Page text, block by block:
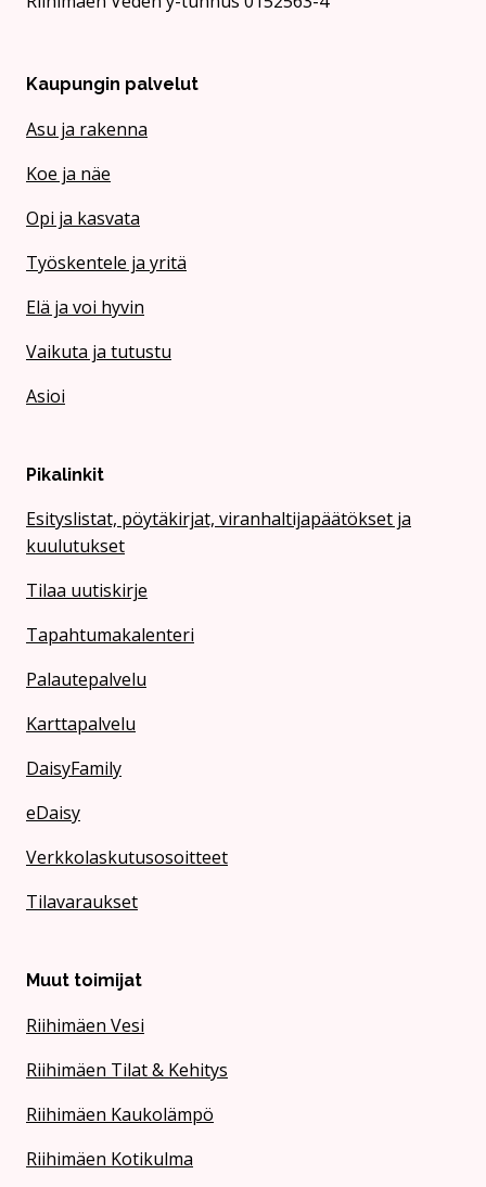
Kaupungin palvelut
Asu ja rakenna
Koe ja näe
Opi ja kasvata
Työskentele ja yritä
Elä ja voi hyvin
Vaikuta ja tutustu
Asioi
Pikalinkit
Esityslistat, pöytäkirjat, viranhaltijapäätökset ja
kuulutukset
Tilaa uutiskirje
Tapahtumakalenteri
Palautepalvelu
Karttapalvelu
DaisyFamily
eDaisy
Verkkolaskutusosoitteet
Tilavaraukset
Muut toimijat
Riihimäen Vesi
Riihimäen Tilat & Kehitys
Riihimäen Kaukolämpö
Riihimäen Kotikulma